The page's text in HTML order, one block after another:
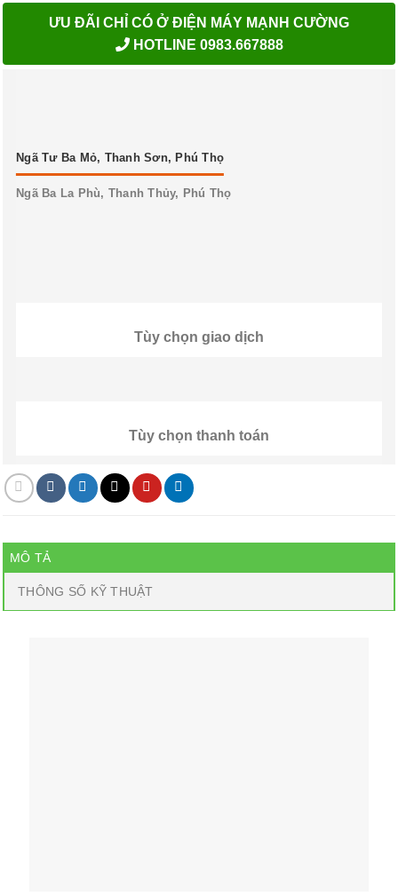
ƯU ĐÃI CHỈ CÓ Ở ĐIỆN MÁY MẠNH CƯỜNG
HOTLINE 0983.667888
Ngã Tư Ba Mỏ, Thanh Sơn, Phú Thọ
Ngã Ba La Phù, Thanh Thủy, Phú Thọ
Tùy chọn giao dịch
Tùy chọn thanh toán
MÔ TẢ
THÔNG SỐ KỸ THUẬT